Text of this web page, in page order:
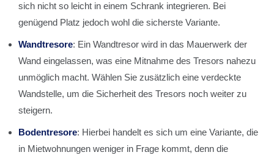
sich nicht so leicht in einem Schrank integrieren. Bei
genügend Platz jedoch wohl die sicherste Variante.
Wandtresore: Ein Wandtresor wird in das Mauerwerk der
Wand eingelassen, was eine Mitnahme des Tresors nahezu
unmöglich macht. Wählen Sie zusätzlich eine verdeckte
Wandstelle, um die Sicherheit des Tresors noch weiter zu
steigern.
Bodentresore: Hierbei handelt es sich um eine Variante, die
in Mietwohnungen weniger in Frage kommt, denn die